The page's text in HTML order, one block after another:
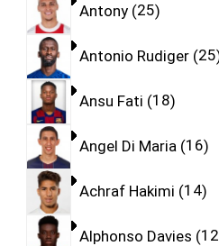
Antony 25
Antonio Rudiger 25
Ansu Fati 18
Angel Di Maria 16
Achraf Hakimi 14
Alphonso Davies 12